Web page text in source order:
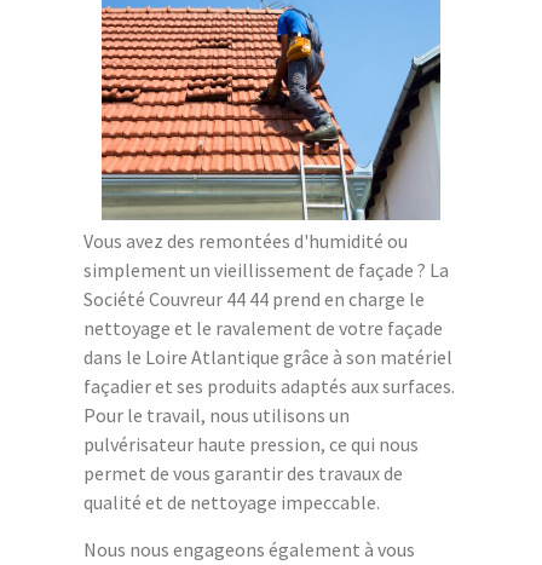
Vous avez des remontées d'humidité ou
simplement un vieillissement de façade ? La
Société Couvreur 44 44 prend en charge le
nettoyage et le ravalement de votre façade
dans le Loire Atlantique grâce à son matériel
façadier et ses produits adaptés aux surfaces.
Pour le travail, nous utilisons un
pulvérisateur haute pression, ce qui nous
permet de vous garantir des travaux de
qualité et de nettoyage impeccable.
Nous nous engageons également à vous